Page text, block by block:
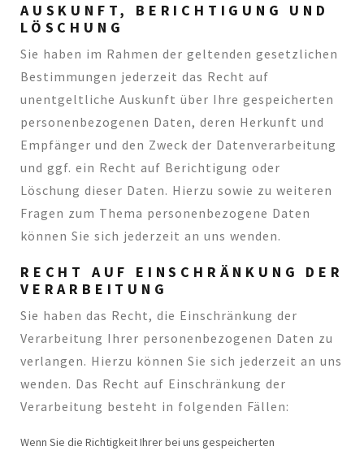
AUSKUNFT, BERICHTIGUNG UND
LÖSCHUNG
Sie haben im Rahmen der geltenden gesetzlichen
Bestimmungen jederzeit das Recht auf
unentgeltliche Auskunft über Ihre gespeicherten
personenbezogenen Daten, deren Herkunft und
Empfänger und den Zweck der Datenverarbeitung
und ggf. ein Recht auf Berichtigung oder
Löschung dieser Daten. Hierzu sowie zu weiteren
Fragen zum Thema personenbezogene Daten
können Sie sich jederzeit an uns wenden.
RECHT AUF EINSCHRÄNKUNG DER
VERARBEITUNG
Sie haben das Recht, die Einschränkung der
Verarbeitung Ihrer personenbezogenen Daten zu
verlangen. Hierzu können Sie sich jederzeit an uns
wenden. Das Recht auf Einschränkung der
Verarbeitung besteht in folgenden Fällen:
Wenn Sie die Richtigkeit Ihrer bei uns gespeicherten